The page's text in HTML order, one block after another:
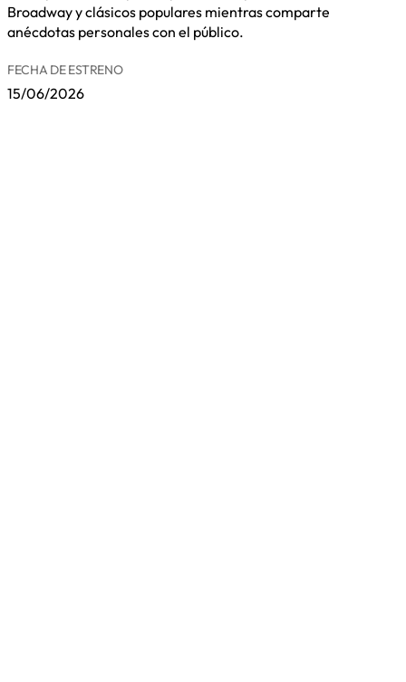
Broadway y clásicos populares mientras comparte
anécdotas personales con el público.
FECHA DE ESTRENO
15/06/2026